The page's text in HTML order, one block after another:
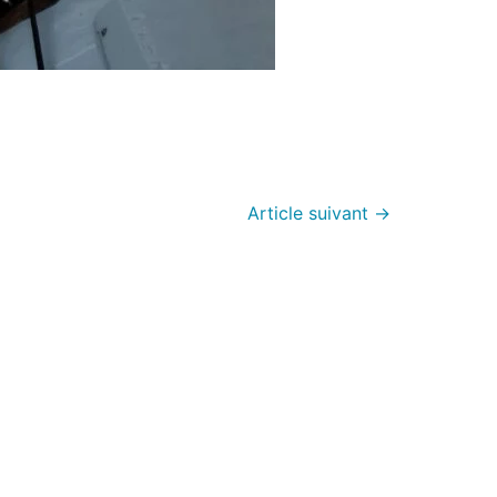
Article suivant →